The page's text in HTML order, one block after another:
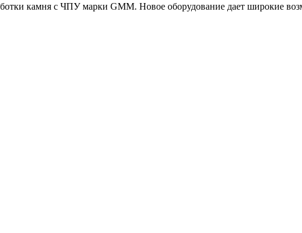
камня с ЧПУ марки GMM. Новое оборудование дает широкие